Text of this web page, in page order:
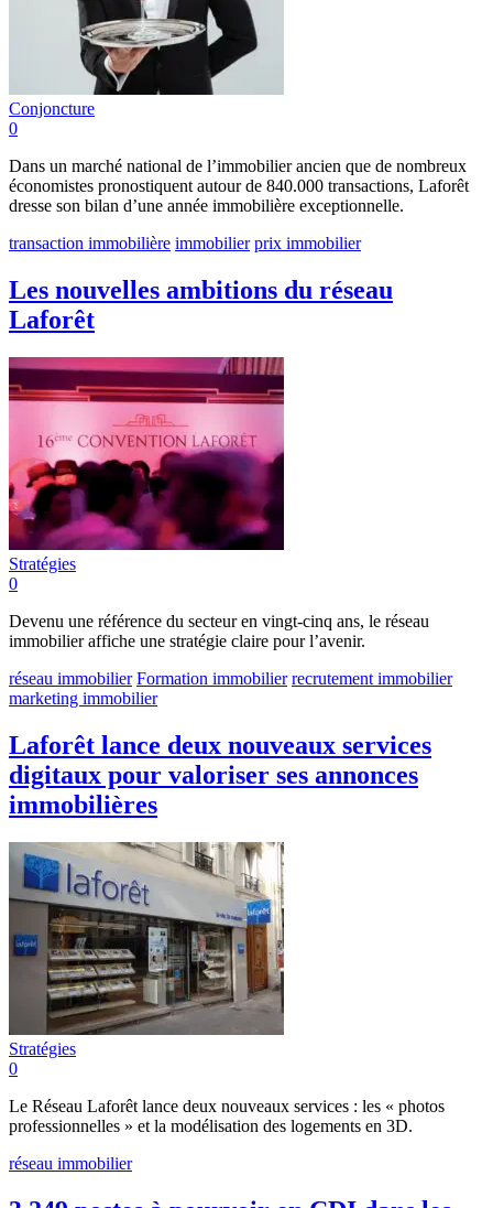
Conjoncture
0
Dans un marché national de l’immobilier ancien que de nombreux
économistes pronostiquent autour de 840.000 transactions, Laforêt
dresse son bilan d’une année immobilière exceptionnelle.
transaction immobilière immobilier prix immobilier
Les nouvelles ambitions du réseau
Laforêt
Stratégies
0
Devenu une référence du secteur en vingt-cinq ans, le réseau
immobilier affiche une stratégie claire pour l’avenir.
réseau immobilier Formation immobilier recrutement immobilier
marketing immobilier
Laforêt lance deux nouveaux services
digitaux pour valoriser ses annonces
immobilières
Stratégies
0
Le Réseau Laforêt lance deux nouveaux services : les « photos
professionnelles » et la modélisation des logements en 3D.
réseau immobilier